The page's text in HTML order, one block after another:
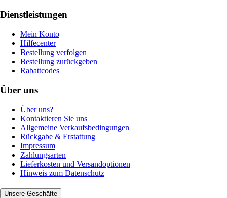
Dienstleistungen
Mein Konto
Hilfecenter
Bestellung verfolgen
Bestellung zurückgeben
Rabattcodes
Über uns
Über uns?
Kontaktieren Sie uns
Allgemeine Verkaufsbedingungen
Rückgabe & Erstattung
Impressum
Zahlungsarten
Lieferkosten und Versandoptionen
Hinweis zum Datenschutz
Unsere Geschäfte